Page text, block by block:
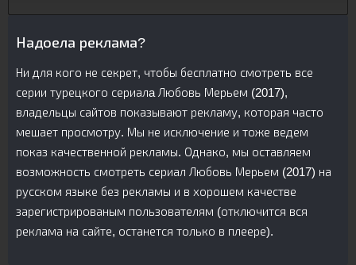
Надоела реклама?
Ни для кого не секрет, чтобы бесплатно смотреть все
серии турецкого сериалa Любовь Мерьем (2017),
владельцы сайтов показывают рекламу, которая часто
мешает просмотру. Мы не исключение и тоже ведем
показ качественной рекламы. Однако, мы оставляем
возможность смотреть сериал Любовь Мерьем (2017) на
русском языке без рекламы и в хорошем качестве
зарегистрированым пользователям (отключится вся
реклама на сайте, останется только в плеере).